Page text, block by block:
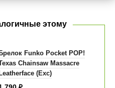
этому
Брелок Funko Pocket POP!
Chainsaw Massacre
Leatherface (Exc)